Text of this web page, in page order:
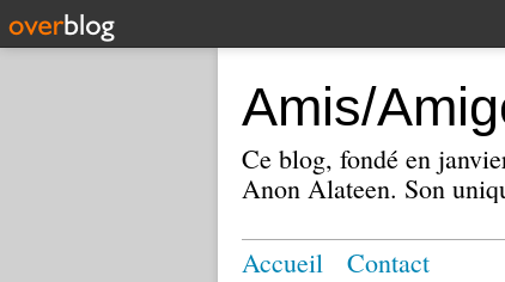
Amis/
Ce blog, fondé en
Anon Alateen. Son
Accueil Contact